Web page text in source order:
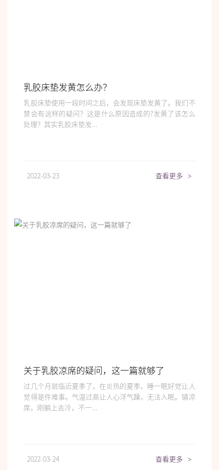
乳胶床垫发黄怎么办？
乳胶床垫使用一段时间之后，会发现床垫发黄了。我们不
禁会有这样的疑问？这是什么原因造成的?发黄了该怎么
处理？其实乳胶床垫发...
2022-03-23 查看更多 >
关于乳胶凉席的疑问，这一篇就够了
过几个月就临近夏季了，在炎热的夏季，睡一眠好觉让人
觉得是件难事。气温过高让人心浮气躁，无法入眠。铺凉
席，刚躺上去冷，不一...
2022-03-24 查看更多 >